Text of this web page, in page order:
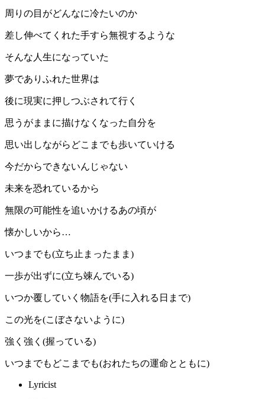
周りの目がどんなに冷たいのか
差し伸べてくれた手すら無視するような
そんな人生になっていた
夢でありふれた世界は
後に現実に押しつぶされて行く
思うがままに描けなくなった自分を
思い出しながらどこまでも歩いていける
今だからできないんじゃない
未来を恐れているから
無限の可能性を追いかけるあの頃が
懐かしいから…
いつまでも(立ち止まったまま)
一歩が出ずに(立ち竦んでいる)
いつか覆していく物語を(手に入れる日まで)
この光を(こぼさないように)
強く強く(握っている)
いつまでもどこまでも(おれたちの運命とともに)
Lyricist